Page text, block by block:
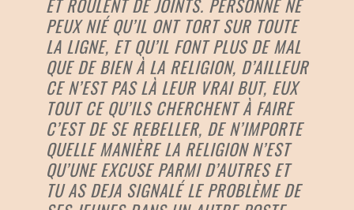
ET ROULENT DE JOINTS. PERSONNE NE
PEUX NIÉ QU’IL ONT TORT SUR TOUTE
LA LIGNE, ET QU’IL FONT PLUS DE MAL
QUE DE BIEN À LA RELIGION, D’AILLEUR
CE N’EST PAS LÀ LEUR VRAI BUT, EUX
TOUT CE QU’ILS CHERCHENT À FAIRE
C’EST DE SE REBELLER, DE N’IMPORTE
QUELLE MANIÈRE LA RELIGION N’EST
QU’UNE EXCUSE PARMI D’AUTRES ET
TU AS DEJA SIGNALÉ LE PROBLÈME DE